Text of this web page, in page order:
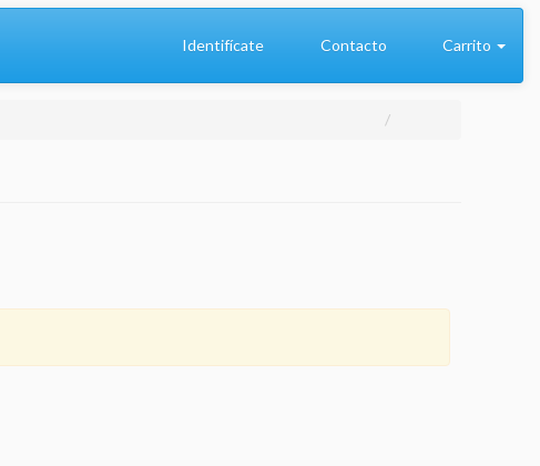
Identifícate Contacto Carrito